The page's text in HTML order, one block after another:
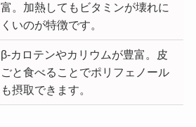
富。加熱してもビタミンが壊れに
くいのが特徴です。
β-カロテンやカリウムが豊富。皮
ごと食べることでポリフェノール
も摂取できます。